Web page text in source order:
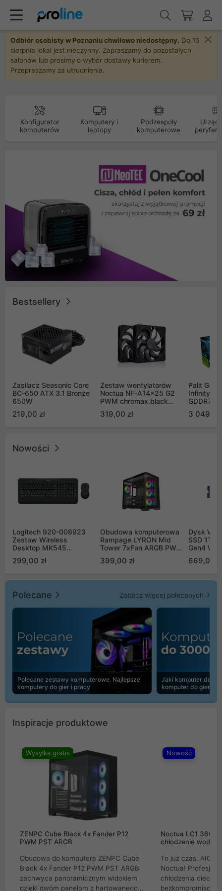
Odbiór osobisty w Poznaniu chwilowo niedostępny. Do 16
sierpnia lokal jest nieczynny. Zapraszamy do pozostałych
salonów lub prosimy o wybór dostawy kurierem.
Przepraszamy za utrudnienia.
Konfigurator
komputerów
Komputery i
laptopy
Podzespoły
komputerowe
Bestsellery
Zasilacz Seasonic Core
BC-650 ATX 3.1 Bronze
650W
219,00 zł
Zestaw wentylatorów
Noctua NF-A14x25 G2
PWM chromax.black
Push Pull (2szt)
319,00 zł
Palit
Infinity 3
GDDR7
GB2050S)
3 049,00
Nowości
Logitech 920-008923
Zestaw Wireless
Desktop MK545
299,00 zł
Obudowa komputerowa
Rampage LYRON Mid
Tower 7xFan ARGB PWM
399,00 zł
Dysk WD
SSD 1TB
Gen4
669,00
Polecane Zobacz więcej polecanych
Polecane zestawy komputerowe. Najlepsze
komputery do gier i pracy
Jaki komputer do
komputer do gier |
Inspiracje produktowe
Wysyłka gratis
ZENPC Cube Black 4x Fander P12
PWM PST ARGB
Obudowa do komputera ZENPC Cube
Black 4x Fander P12 PWM PST ARGB
zachwyca panoramicznym widokiem
dzięki dwóm panelom z hartowanego
Nowość
Noctua LC1
chłodzenie wodne
To już czas. AIO
Noctua!
chłodzenia cieczą